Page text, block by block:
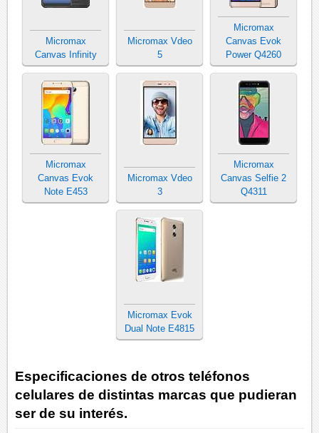
Micromax
Canvas Infinity
Micromax Vdeo
5
Micromax
Canvas Evok
Power Q4260
Micromax
Canvas Evok
Note E453
Micromax Vdeo
3
Micromax
Canvas Selfie 2
Q4311
Micromax Evok
Dual Note E4815
Especificaciones de otros teléfonos
celulares de distintas marcas que pudieran
ser de su interés.